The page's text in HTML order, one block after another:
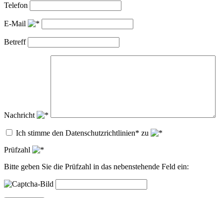
Telefon
E-Mail
Betreff
Nachricht
Ich stimme den Datenschutzrichtlinien* zu
Prüfzahl
Bitte geben Sie die Prüfzahl in das nebenstehende Feld ein: